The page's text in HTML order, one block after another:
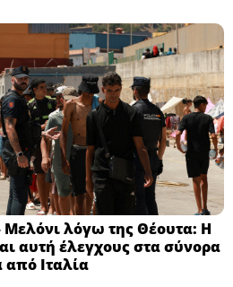
Μελόνι λόγω της Θέουτα: Η
αυτή έλεγχους στα σύνορα
από Ιταλία